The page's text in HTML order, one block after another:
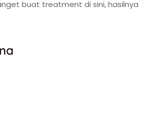
buat treatment di sini, hasilnya